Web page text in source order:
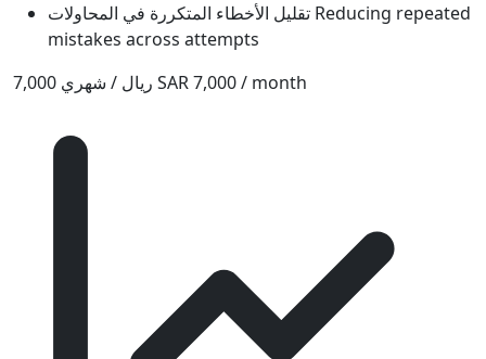
تقليل الأخطاء المتكررة في المحاولات Reducing repeated
mistakes across attempts
7,000 ريال / شهري SAR 7,000 / month